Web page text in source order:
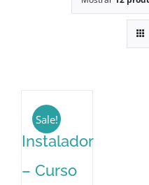
Sale!
Instalador
– Curso